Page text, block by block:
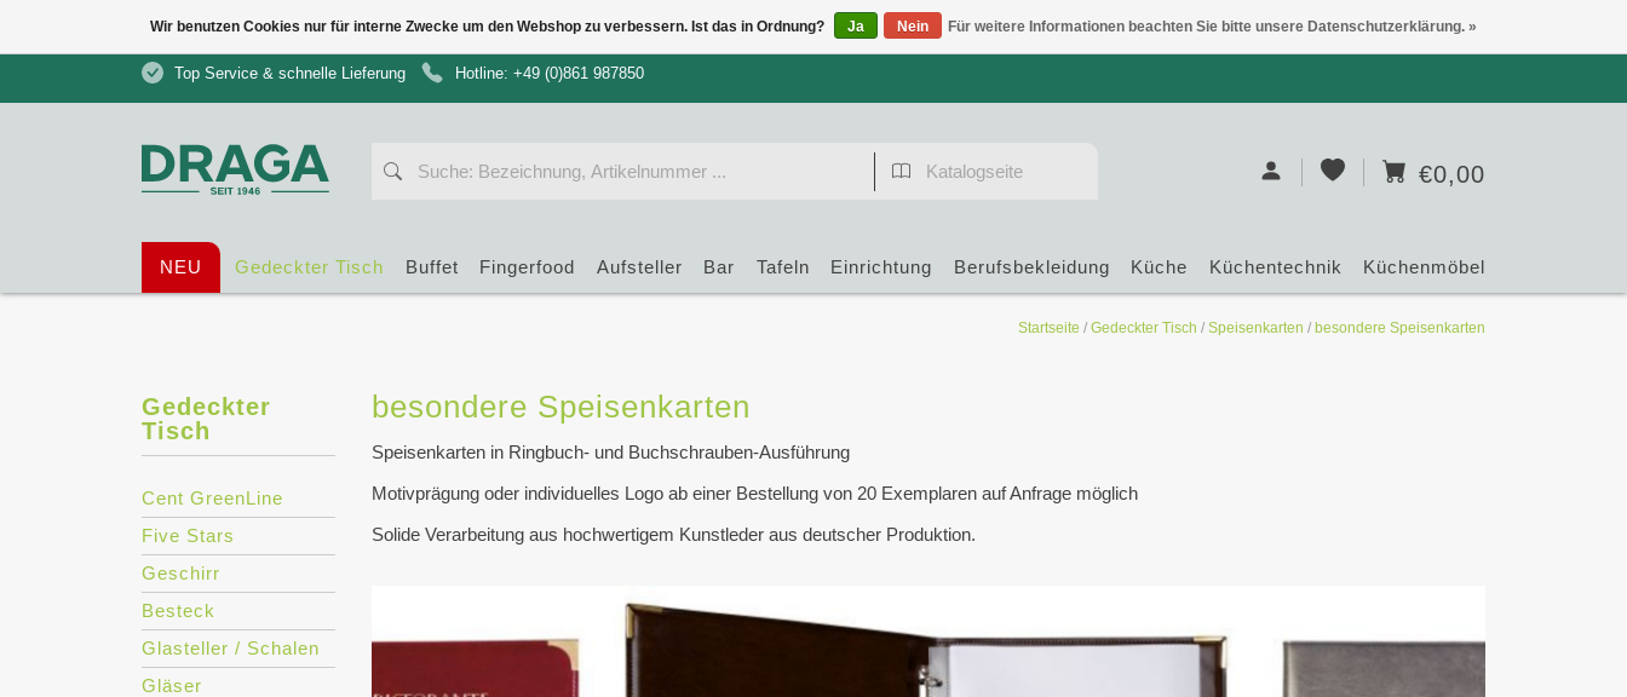
Top Service & schnelle Lieferung Hotline: +49 (0)861 987850
€0,00
NEU Gedeckter Tisch Buffet Fingerfood Aufsteller Bar Tafeln Einrichtung Berufsbekleidung Küche Küchentechnik Küchenmöbel
Startseite / Gedeckter Tisch / Speisenkarten / besondere Speisenkarten
Gedeckter
Tisch
Cent GreenLine
Five Stars
Geschirr
Besteck
Glasteller / Schalen
Gläser
besondere Speisenkarten
Speisenkarten in Ringbuch- und Buchschrauben-Ausführung
Motivprägung oder individuelles Logo ab einer Bestellung von 20 Exemplaren auf Anfrage möglich
Solide Verarbeitung aus hochwertigem Kunstleder aus deutscher Produktion.
Wir benutzen Cookies nur für interne Zwecke um den Webshop zu verbessern. Ist das in Ordnung? Ja Nein Für weitere Informationen beachten Sie bitte unsere Datenschutzerklärung. »